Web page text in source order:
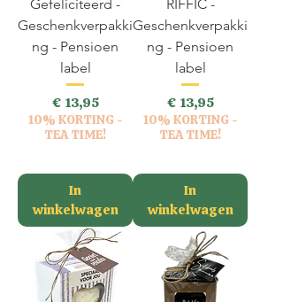
Gefeliciteerd -
Geschenkverpakki
ng - Pensioen
label
Prijs
€ 13,95
10% KORTING -
TEA TIME!
In
winkelwagen
RIFFIC -
Geschenkverpakki
ng - Pensioen
label
Prijs
€ 13,95
10% KORTING -
TEA TIME!
In
winkelwagen